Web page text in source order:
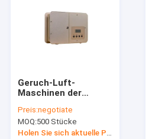
Geruch-Luft-
Maschinen der
Geruch-Maschine für
Büro-reines
ätherisches Öl
Preis:negotiate
MOQ:500 Stücke